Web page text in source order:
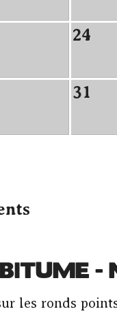
24
31
-
les ronds